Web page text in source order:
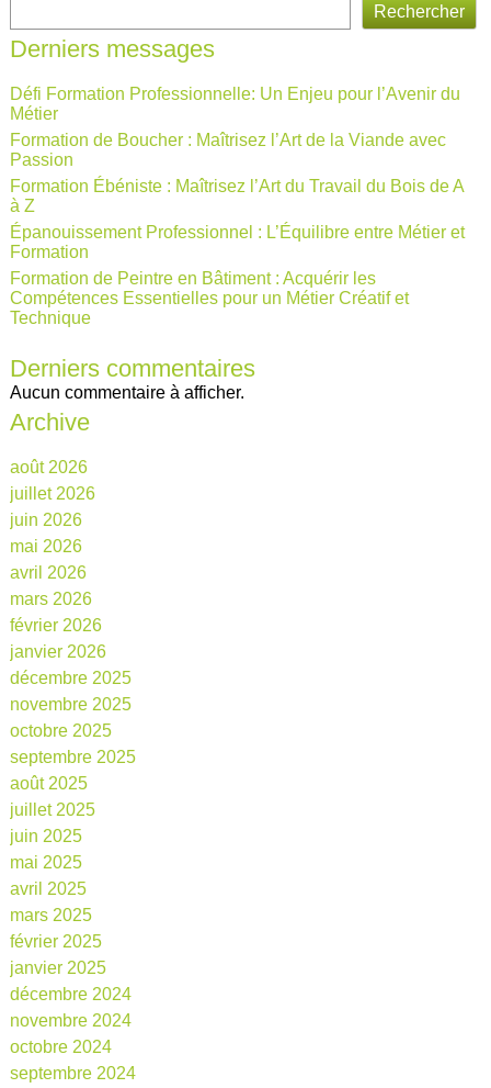
Rechercher
Derniers messages
Défi Formation Professionnelle: Un Enjeu pour l’Avenir du
Métier
Formation de Boucher : Maîtrisez l’Art de la Viande avec
Passion
Formation Ébéniste : Maîtrisez l’Art du Travail du Bois de A
à Z
Épanouissement Professionnel : L’Équilibre entre Métier et
Formation
Formation de Peintre en Bâtiment : Acquérir les
Compétences Essentielles pour un Métier Créatif et
Technique
Derniers commentaires
Aucun commentaire à afficher.
Archive
août 2026
juillet 2026
juin 2026
mai 2026
avril 2026
mars 2026
février 2026
janvier 2026
décembre 2025
novembre 2025
octobre 2025
septembre 2025
août 2025
juillet 2025
juin 2025
mai 2025
avril 2025
mars 2025
février 2025
janvier 2025
décembre 2024
novembre 2024
octobre 2024
septembre 2024